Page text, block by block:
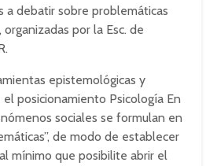
a debatir sobre problemáticas
por la Esc. de
epistemológicas y
posicionamiento Psicología En
sociales se formulan en
de modo de establecer
mínimo que posibilite abrir el